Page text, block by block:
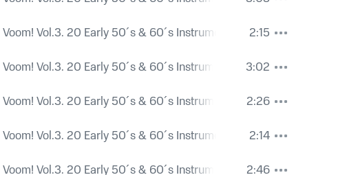
Voom! Vol.3. 20 Early 50´s & 60´s Instrumental Shakers.
2:15
Voom! Vol.3. 20 Early 50´s & 60´s Instrumental Shakers.
3:02
Voom! Vol.3. 20 Early 50´s & 60´s Instrumental Shakers.
2:26
Voom! Vol.3. 20 Early 50´s & 60´s Instrumental Shakers.
2:14
Voom! Vol.3. 20 Early 50´s & 60´s Instrumental Shakers.
2:46